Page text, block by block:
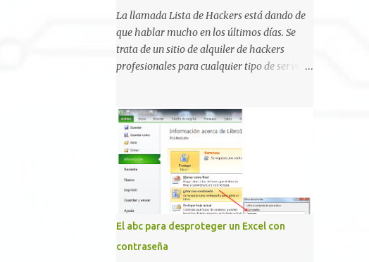
Microsoft, permite que un usuario
autenticado eleve privilegios a través de la
red debido a un problema de autorización.
La vulnerabilidad ha recibido una
Certighost no es únicamente la
vulnerabilidad, sino el objetivo final.
Mientras muchos ataques contra AD CS
buscan obtener un certificado válido para ...
La llamada Lista de Hackers está dando de
que hablar mucho en los últimos días. Se
trata de un sitio de alquiler de hackers
profesionales para cualquier tipo de servicio.
discreción, comunicaciones cifradas y la
garantía de que ningún servicio será
demasiado difícil para los talentos que
pueden ser contratados desde la plataforma.
En el sitio se asegura de que Lista de
Hackers, con identidades desconocidas, fue
creada para un "uso legal y ético", y sin
embargo existen propuestas de dudosa ética
como para entrar en cuentas de Gmail o
El abc para desproteger un Excel con
contraseña